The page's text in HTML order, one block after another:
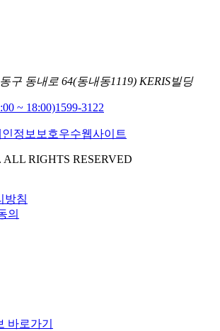
구 동내로 64(동내동1119) KERIS빌딩
~ 18:00)1599-3122
RIGHTS RESERVED
방침
의
바로가기